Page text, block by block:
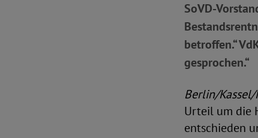
SoVD-
betroffen.“
gesprochen.“
Berlin/
Urteil um die
entschieden